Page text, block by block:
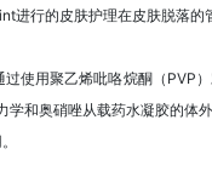
行的皮肤护理在皮肤脱落
使用聚乙烯吡咯烷酮（
和奥硝唑从载药水凝胶的